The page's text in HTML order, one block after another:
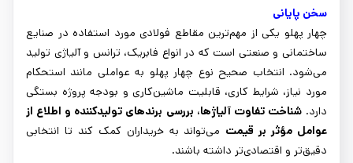
سخن پایانی
چهار پهلو یکی از مهم‌ترین مقاطع فولادی مورد استفاده در صنایع
ساختمانی و صنعتی است که در انواع فابریک، ترانس و آلیاژی تولید
می‌شود. انتخاب صحیح نوع چهار پهلو به عواملی مانند استحکام
مورد نیاز، شرایط کاری، قابلیت ماشین‌کاری و بودجه پروژه بستگی
دارد.شناخت تفاوت آلیاژها، بررسی برندهای تولیدکننده و اطلاع از
عوامل مؤثر بر قیمت می‌تواند به خریداران کمک کند تا انتخابی
دقیق‌تر و اقتصادی‌تر داشته باشند.